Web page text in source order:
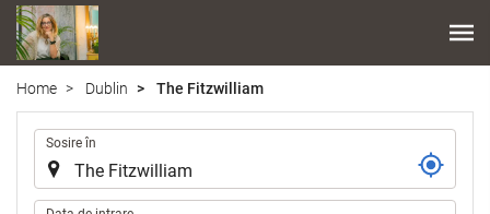
Home Dublin The Fitzwilliam
Sosire în